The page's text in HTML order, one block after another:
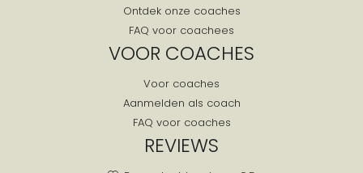
Ontdek onze coaches
FAQ voor coachees
VOOR COACHES
Voor coaches
Aanmelden als coach
FAQ voor coaches
REVIEWS